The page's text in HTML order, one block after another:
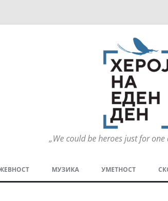
„We could be heroes just for one
МУЗИКА УМЕТНОСТ